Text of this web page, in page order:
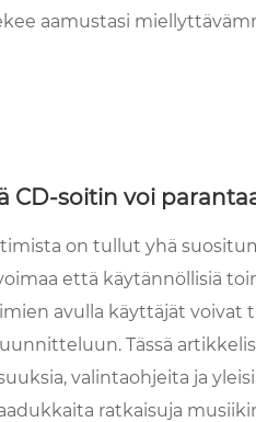
aamustasi
CD-soitin voi
on tullut yhä
että käytännöllisiä
avulla käyttäjät
Tässä
valintaohjeita ja
ratkaisuja